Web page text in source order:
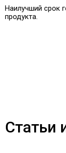
Наилучший срок
продукта.
Статьи